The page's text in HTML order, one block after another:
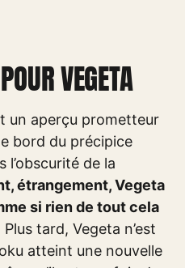
VEGETA
un aperçu prometteur
bord du précipice
l’obscurité de la
étrangement, Vegeta
si rien de tout cela
Plus tard, Vegeta n’est
atteint une nouvelle